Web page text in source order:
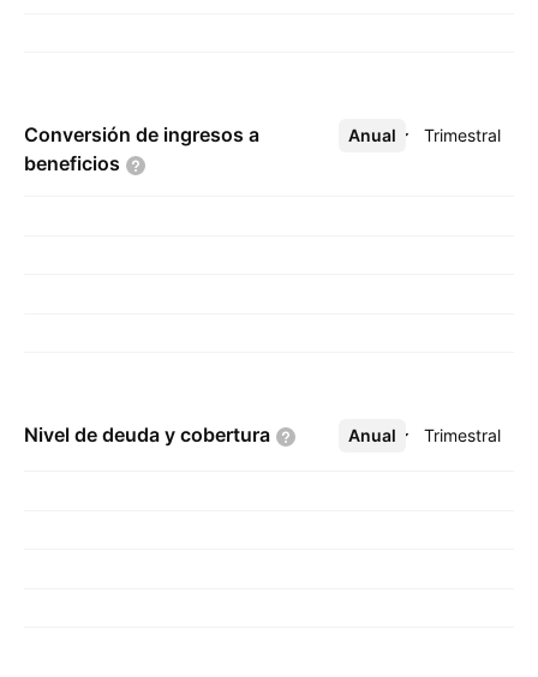
Conversión de ingresos a
beneficios
Anual Trimestral
Más
Nivel de deuda y cobertura Anual Trimestral
Más